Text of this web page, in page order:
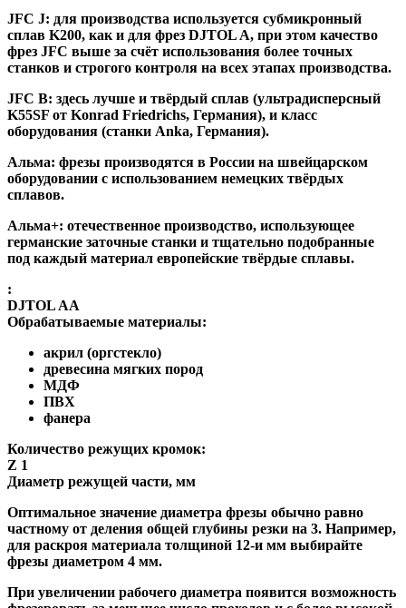
JFC J: для производства используется субмикронный
сплав K200, как и для фрез DJTOL A, при этом качество
фрез JFC выше за счёт использования более точных
станков и строгого контроля на всех этапах производства.
JFC B: здесь лучше и твёрдый сплав (ультрадисперсный
K55SF от Konrad Friedrichs, Германия), и класс
оборудования (станки Anka, Германия).
Альма: фрезы производятся в России на швейцарском
оборудовании с использованием немецких твёрдых
сплавов.
Альма+: отечественное производство, использующее
германские заточные станки и тщательно подобранные
под каждый материал европейские твёрдые сплавы.
:
DJTOL AA
Обрабатываемые материалы:
акрил (оргстекло)
древесина мягких пород
МДФ
ПВХ
фанера
Количество режущих кромок:
Z 1
Диаметр режущей части, мм
Оптимальное значение диаметра фрезы обычно равно
частному от деления общей глубины резки на 3. Например,
для раскроя материала толщиной 12-и мм выбирайте
фрезы диаметром 4 мм.
При увеличении рабочего диаметра появится возможность